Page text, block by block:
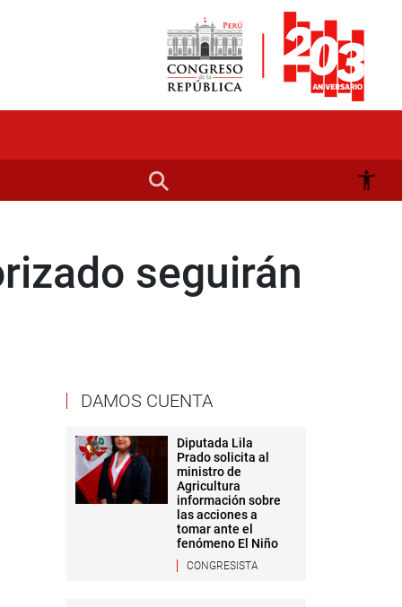
seguirán
DAMOS CUENTA
Diputada Lila
Prado solicita al
ministro de
Agricultura
información sobre
las acciones a
tomar ante el
fenómeno El Niño
CONGRESISTA